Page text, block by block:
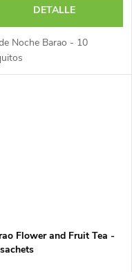
DETALLE
Noche Barao - 10
Flower and Fruit Tea -